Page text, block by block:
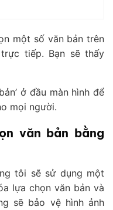
một số văn bản trên
tiếp. Bạn sẽ thấy
ở đầu màn hình để
mọi người.
văn bản bằng
tôi sẽ sử dụng một
lựa chọn văn bản và
sẽ bảo vệ hình ảnh